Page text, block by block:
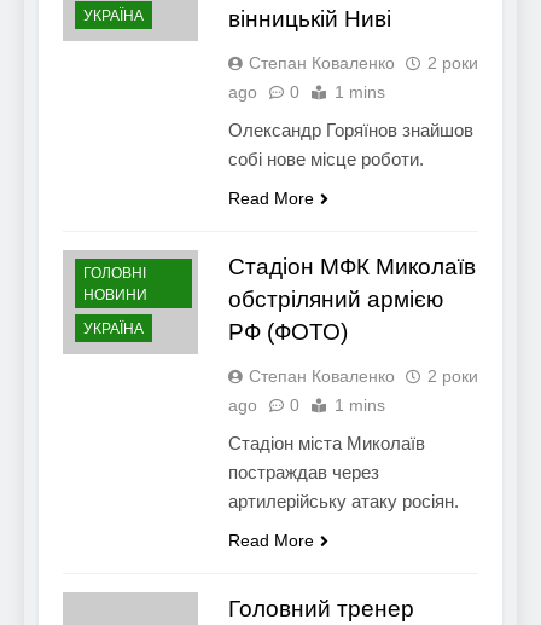
УКРАЇНА
вінницькій Ниві
Степан Коваленко
2 роки
ago
0 1 mins
Олександр Горяїнов знайшов
собі нове місце роботи.
Read More
ГОЛОВНІ
НОВИНИ
УКРАЇНА
Стадіон МФК Миколаїв
обстріляний армією
РФ (ФОТО)
Степан Коваленко
2 роки
ago
0 1 mins
Стадіон міста Миколаїв
постраждав через
артилерійську атаку росіян.
Read More
Головний тренер